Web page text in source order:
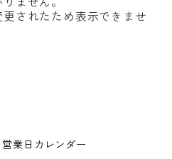
されたため表示できませ
営業日カレンダー